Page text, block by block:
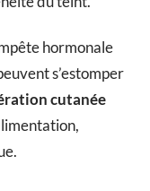
hormonale
s’estomper
cutanée